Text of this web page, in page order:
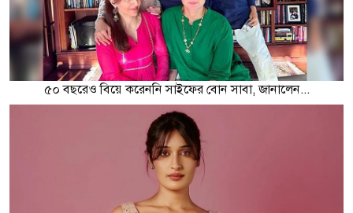
৫০ বছরেও বিয়ে করেননি সাইফের বোন সাবা, জানালেন...